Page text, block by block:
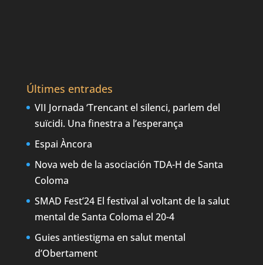
Últimes entrades
VII Jornada ‘Trencant el silenci, parlem del
suïcidi. Una finestra a l’esperança
Espai Àncora
Nova web de la asociación TDA-H de Santa
Coloma
SMAD Fest’24 El festival al voltant de la salut
mental de Santa Coloma el 20-4
Guies antiestigma en salut mental
d’Obertament